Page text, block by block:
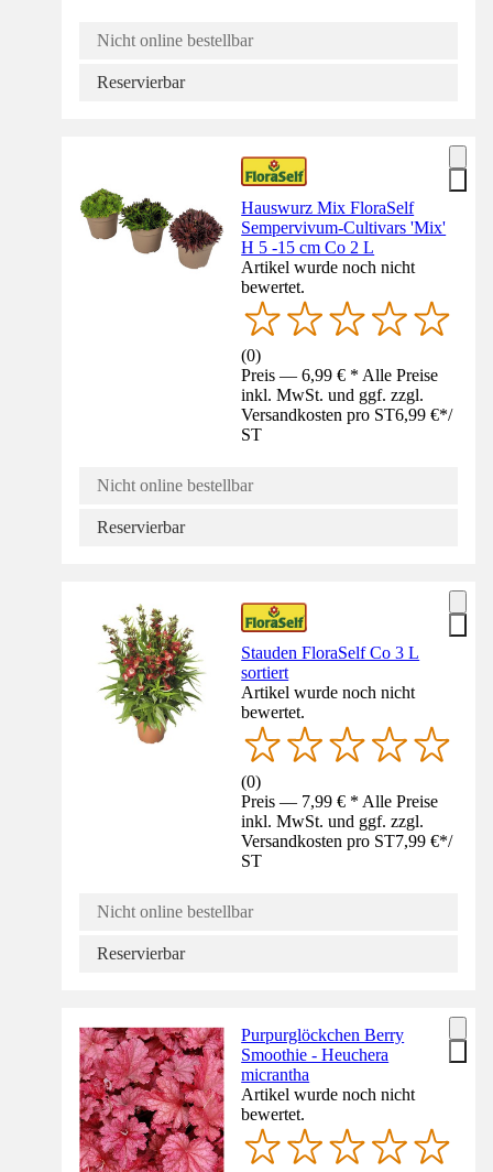
Nicht online bestellbar
Reservierbar
Hauswurz Mix FloraSelf
Sempervivum-Cultivars 'Mix'
H 5 -15 cm Co 2 L
Artikel wurde noch nicht
bewertet.
(0)
Preis — 6,99 € * Alle Preise
inkl. MwSt. und ggf. zzgl.
Versandkosten pro ST6,99 €*/
ST
Nicht online bestellbar
Reservierbar
Stauden FloraSelf Co 3 L
sortiert
Artikel wurde noch nicht
bewertet.
(0)
Preis — 7,99 € * Alle Preise
inkl. MwSt. und ggf. zzgl.
Versandkosten pro ST7,99 €*/
ST
Nicht online bestellbar
Reservierbar
Purpurglöckchen Berry
Smoothie - Heuchera
micrantha
Artikel wurde noch nicht
bewertet.